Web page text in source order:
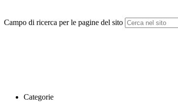
Campo di ricerca per le pagine del sito
Categorie